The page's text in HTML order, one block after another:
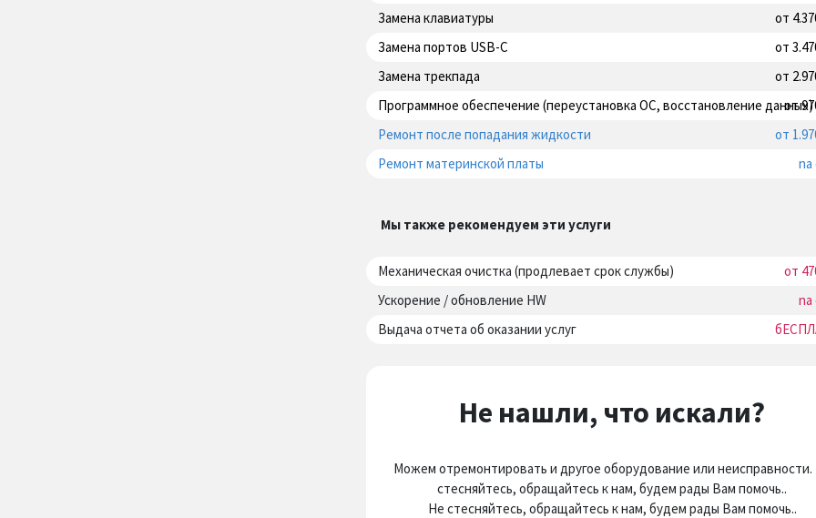
Замена клавиатуры
от
Замена портов USB-C
от
Замена трекпада
от
Программное обеспечение (переустановка ОС, восстановление данных)
от
Ремонт после попадания жидкости
от
Ремонт материнской платы
na
Мы также рекомендуем эти услуги
Механическая очистка (продлевает срок службы)
от
Ускорение / обновление HW
na
Выдача отчета об оказании услуг
Не нашли, что искали?
Можем отремонтировать и другое оборудование или
стесняйтесь, обращайтесь к нам, будем рады Вам помочь..
Не стесняйтесь, обращайтесь к нам, будем рады Вам помочь..